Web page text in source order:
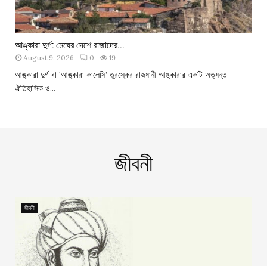
আঙ্কারা দুর্গ: মেঘের দেশে রাজাদের...
August 9, 2026 0 19
আঙ্কারা দুর্গ বা ‘আঙ্কারা কালেসি’ তুরস্কের রাজধানী আঙ্কারার একটি অত্যন্ত
ঐতিহাসিক ও...
জীবনী
জীবনী